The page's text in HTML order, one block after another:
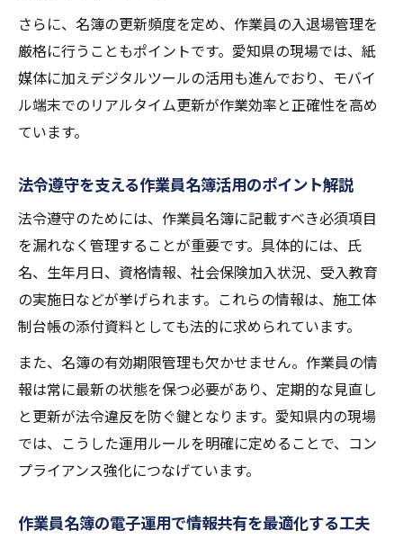
術
現場管理を支える作業員名簿提出の実践例
情報共有を強化する名簿電子運用の工夫例
情報共有運用ガイドラインに基づく名簿管
理方法
作業員名簿を活用した効率的な情報連携の
実践例
電子化された作業員名簿のメリットと注意
点
現場ID対応の作業員名簿管理で業務を省力化
作業員名簿の必須項目と安全管理の実践
作業員名簿の必須項目と現場安全確保の関
係性
具体的な名簿記載内容と安全管理の取り組
社会保険確認と作業員名簿運用の実務ポイ
さらに、名簿の更新頻度を定め、作業員の入退場管理を
厳格に行うこともポイントです。愛知県の現場では、紙
媒体に加えデジタルツールの活用も進んでおり、モバイ
ル端末でのリアルタイム更新が作業効率と正確性を高め
ています。
法令遵守を支える作業員名簿活用のポイント解説
法令遵守のためには、作業員名簿に記載すべき必須項目
を漏れなく管理することが重要です。具体的には、氏
名、生年月日、資格情報、社会保険加入状況、受入教育
の実施日などが挙げられます。これらの情報は、施工体
制台帳の添付資料としても法的に求められています。
また、名簿の有効期限管理も欠かせません。作業員の情
報は常に最新の状態を保つ必要があり、定期的な見直し
と更新が法令違反を防ぐ鍵となります。愛知県内の現場
では、こうした運用ルールを明確に定めることで、コン
プライアンス強化につなげています。
作業員名簿の電子運用で情報共有を最適化する工夫